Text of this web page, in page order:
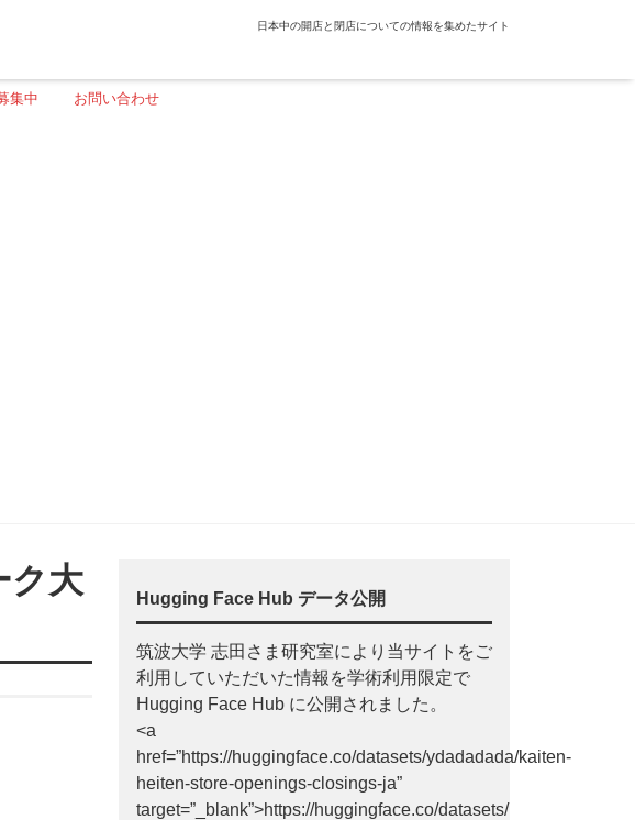
日本中の開店と閉店についての情報を集めたサイト
集中 お問い合わせ
ク大
Hugging Face Hub データ公開
筑波大学 志田さま研究室により当サイトをご
利用していただいた情報を学術利用限定で
Hugging Face Hub に公開されました。
<a
href=”https://huggingface.co/datasets/ydadadada/kaiten-
heiten-store-openings-closings-ja”
target=”_blank”>https://huggingface.co/datasets/